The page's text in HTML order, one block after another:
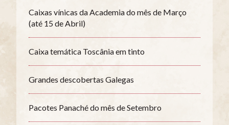
Caixas vínicas da Academia do mês de Março
(até 15 de Abril)
Caixa temática Toscânia em tinto
Grandes descobertas Galegas
Pacotes Panaché do mês de Setembro